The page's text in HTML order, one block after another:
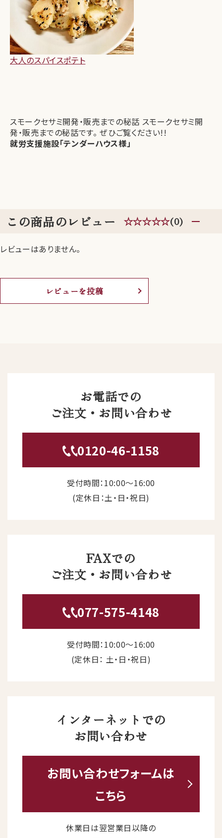
大人のスパイスポテト
スモークセサミ開発・販売までの秘話 スモークセサミ開
発・販売までの秘話です。 ぜひご覧ください!!
就労支援施設「テンダーハウス様」
この商品のレビュー ☆☆☆☆☆(0)
レビューはありません。
レビューを投稿
お電話での
ご注文・お問い合わせ
0120-46-1158
受付時間：10:00〜16:00
(定休日：土・日・祝日)
FAXでの
ご注文・お問い合わせ
077-575-4148
受付時間：10:00〜16:00
(定休日： 土・日・祝日)
インターネットでの
お問い合わせ
お問い合わせフォームは
こちら
休業日は翌営業日以降の